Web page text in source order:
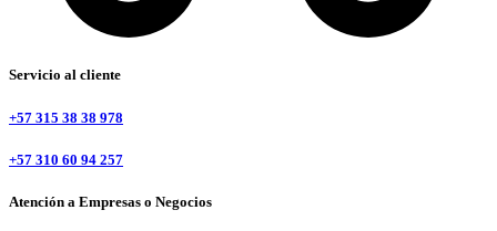
Servicio al cliente
+57 315 38 38 978
+57 310 60 94 257
Atención a Empresas o Negocios